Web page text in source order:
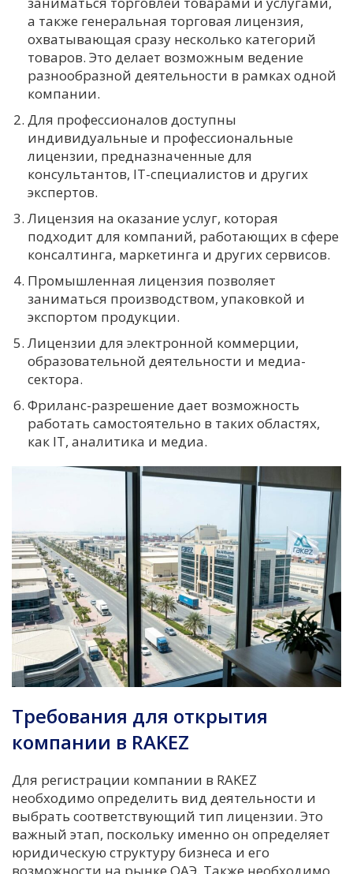
а также генеральная торговая лицензия,
охватывающая сразу несколько категорий
товаров. Это делает возможным ведение
разнообразной деятельности в рамках одной
компании.
Для профессионалов доступны
индивидуальные и профессиональные
лицензии, предназначенные для
консультантов, IT-специалистов и других
экспертов.
Лицензия на оказание услуг, которая
подходит для компаний, работающих в сфере
консалтинга, маркетинга и других сервисов.
Промышленная лицензия позволяет
заниматься производством, упаковкой и
экспортом продукции.
Лицензии для электронной коммерции,
образовательной деятельности и медиа-
сектора.
Фриланс-разрешение дает возможность
работать самостоятельно в таких областях,
как IT, аналитика и медиа.
Требования для открытия
компании в RAKEZ
Для регистрации компании в RAKEZ
необходимо определить вид деятельности и
выбрать соответствующий тип лицензии. Это
важный этап, поскольку именно он определяет
юридическую структуру бизнеса и его